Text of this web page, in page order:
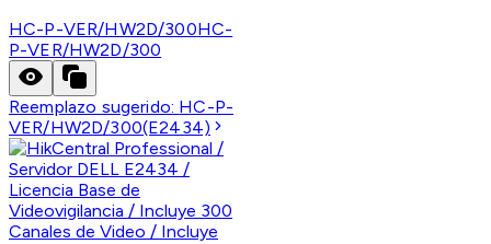
HC-P-VER/HW2D/300HC-
P-VER/HW2D/300
Reemplazo sugerido: HC-P-
VER/HW2D/300(E2434)